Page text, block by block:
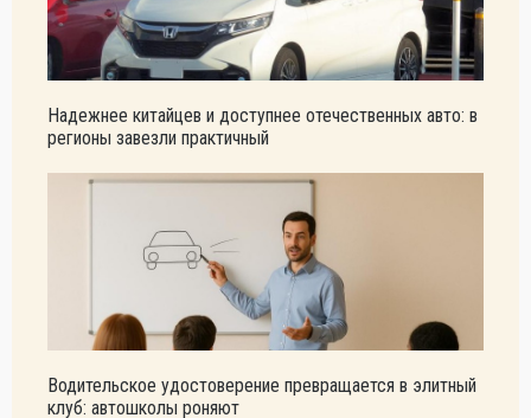
Надежнее китайцев и доступнее отечественных авто: в
регионы завезли практичный
Водительское удостоверение превращается в элитный
клуб: автошколы роняют